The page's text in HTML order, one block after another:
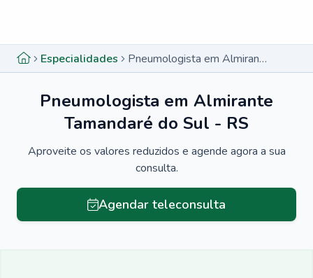
Especialidades Pneumologista em Almirante Tamandaré do Sul - RS
Pneumologista em Almirante
Tamandaré do Sul - RS
Aproveite os valores reduzidos e agende agora a sua
consulta.
Agendar teleconsulta